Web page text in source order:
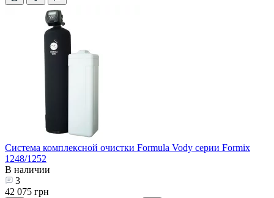
Система комплексной очистки Formula Vody серии Formix
1248/1252
В наличии
3
42 075 грн